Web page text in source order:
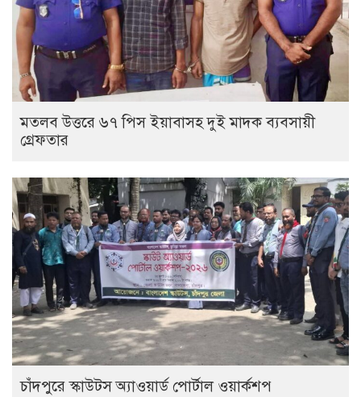
মতলব উত্তরে ৬৭ পিস ইয়াবাসহ দুই মাদক ব্যবসায়ী
গ্রেফতার
চাঁদপুরে স্কাউটস অ্যাওয়ার্ড পোর্টাল ওয়ার্কশপ